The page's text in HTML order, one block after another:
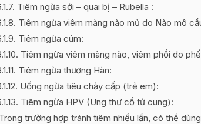
Tiêm ngừa sởi – quai bị – Rubella :
Tiêm ngừa viêm màng não mủ do Não mô
Tiêm ngừa cúm:
Tiêm ngừa viêm màng não, viêm phổi do
Tiêm ngừa thương Hàn:
Uống ngừa tiêu chảy cấp (trẻ em):
Tiêm ngừa HPV (Ung thư cổ tử cung):
Trong trường hợp tránh tiêm nhiều lần, có thể